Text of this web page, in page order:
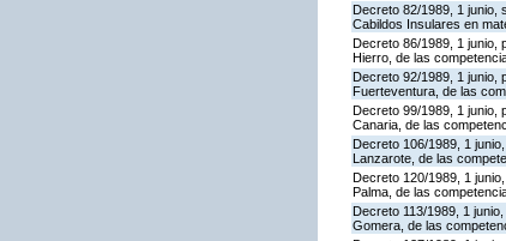
Decreto 82/1989, 1 junio,
Cabildos Insulares en
Decreto 86/1989, 1 junio,
Hierro, de las
Decreto 92/1989, 1 junio,
Fuerteventura, de las
Decreto 99/1989, 1 junio,
Canaria, de las
Decreto 106/1989, 1
Lanzarote, de las
Decreto 120/1989, 1
Palma, de las
Decreto 113/1989, 1
Gomera, de las